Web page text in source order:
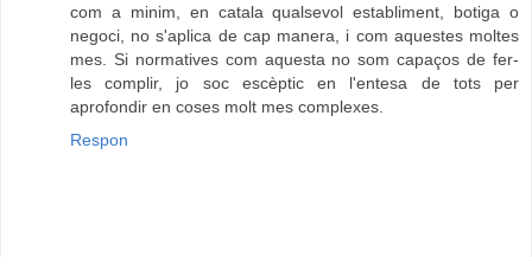
com a minim, en catala qualsevol establiment, botiga o
negoci, no s'aplica de cap manera, i com aquestes moltes
mes. Si normatives com aquesta no som capaços de fer-
les complir, jo soc escèptic en l'entesa de tots per
aprofondir en coses molt mes complexes.
Respon